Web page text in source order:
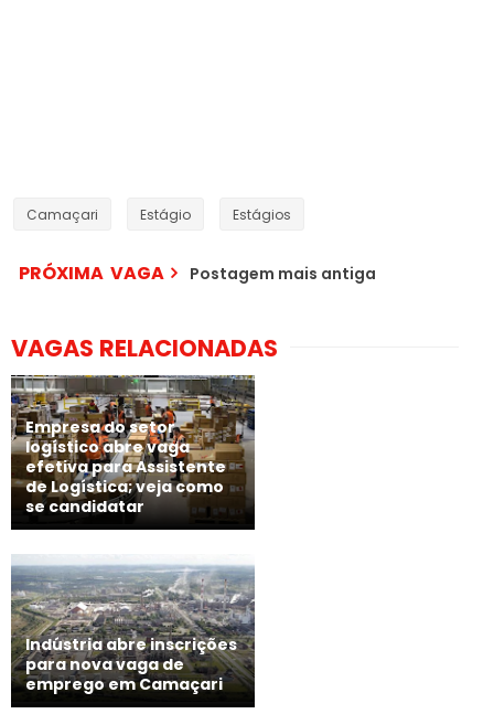
Camaçari Estágio Estágios
PRÓXIMA VAGA Postagem mais antiga
VAGAS RELACIONADAS
Empresa do setor
logístico abre vaga
efetiva para Assistente
de Logística; veja como
se candidatar
Indústria abre inscrições
para nova vaga de
emprego em Camaçari